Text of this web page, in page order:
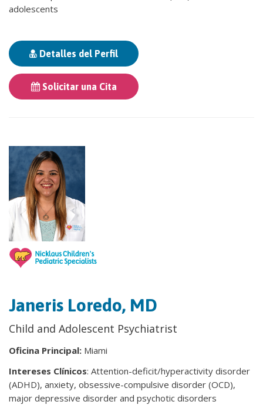
adolescents
Detalles del Perfil
Solicitar una Cita
Janeris Loredo, MD
Child and Adolescent Psychiatrist
Oficina Principal: Miami
Intereses Clínicos: Attention-deficit/hyperactivity disorder
(ADHD), anxiety, obsessive-compulsive disorder (OCD),
major depressive disorder and psychotic disorders